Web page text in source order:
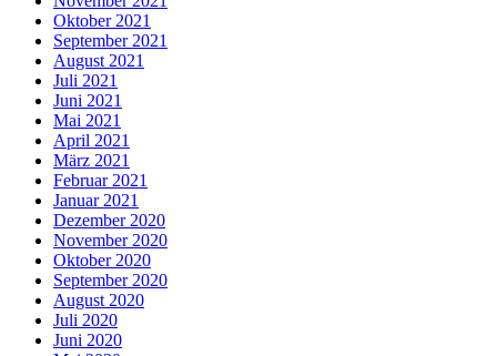
Oktober 2021
September 2021
August 2021
Juli 2021
Juni 2021
Mai 2021
April 2021
März 2021
Februar 2021
Januar 2021
Dezember 2020
November 2020
Oktober 2020
September 2020
August 2020
Juli 2020
Juni 2020